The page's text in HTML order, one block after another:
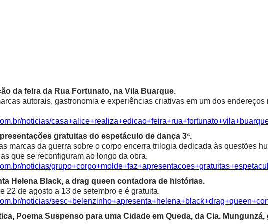
da feira da Rua Fortunato, na Vila Buarque.
autorais, gastronomia e experiências criativas em um dos
noticias/
gratuitas do espetáculo de dança 3ª.
marcas da guerra sobre o corpo encerra trilogia dedicada às questões
que se reconfiguram ao longo da obra.
noticias/
Helena Black, a drag queen contadora de histórias.
22 de agosto a 13 de setembro e é gratuita.
noticias/
Poema Suspenso para uma Cidade em Queda, da Cia.